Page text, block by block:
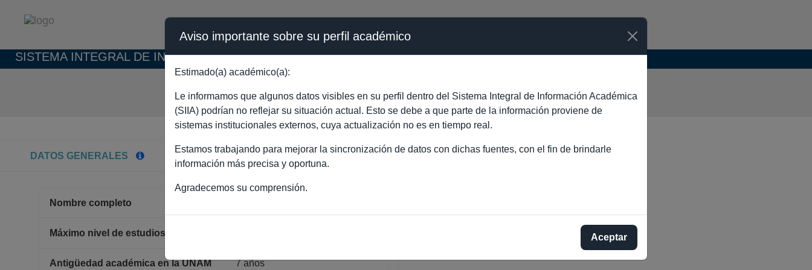
SISTEMA INTEGRAL DE INFORMACIÓN ACADÉMICA - PÚBLICO
SARA TERESA MENDEZ CRUZ
DATOS GENERALES
Nombre completo
Máximo nivel de estudios
Antigüedad académica en la UNAM 7 años
Aviso importante sobre su perfil académico
Estimado(a) académico(a):
Le informamos que algunos datos visibles en su perfil dentro del Sistema Integral de Información Académica
(SIIA) podrían no reflejar su situación actual. Esto se debe a que parte de la información proviene de
sistemas institucionales externos, cuya actualización no es en tiempo real.
Estamos trabajando para mejorar la sincronización de datos con dichas fuentes, con el fin de brindarle
información más precisa y oportuna.
Agradecemos su comprensión.
Aceptar